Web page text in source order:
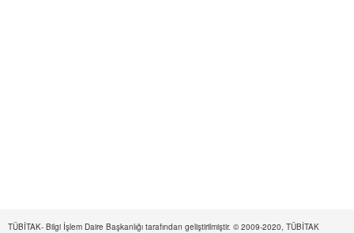
TÜBİTAK- Bilgi İşlem Daire Başkanlığı tarafından geliştirilmiştir. © 2009-2020, TÜBİTAK